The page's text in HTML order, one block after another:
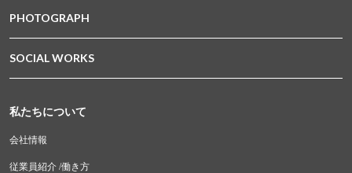
PHOTOGRAPH
SOCIAL WORKS
私たちについて
会社情報
従業員紹介 /働き方